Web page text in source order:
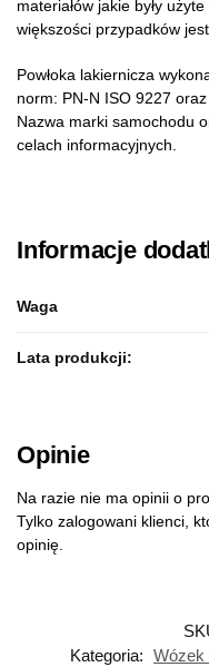
materiałów jakie były
większości przypadków
Powłoka lakiernicza
norm: PN-N ISO 9227
Nazwa marki samochodu
celach informacyjnych.
Informacje
Waga
Lata produkcji:
Opinie
Na razie nie ma opinii o
Tylko zalogowani klienci,
opinię.
Kategoria: Wózek